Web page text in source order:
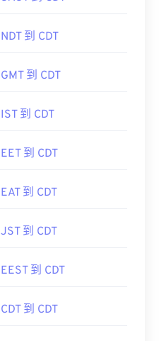
NDT 到 CDT
GMT 到 CDT
IST 到 CDT
EET 到 CDT
EAT 到 CDT
JST 到 CDT
EEST 到 CDT
CDT 到 CDT